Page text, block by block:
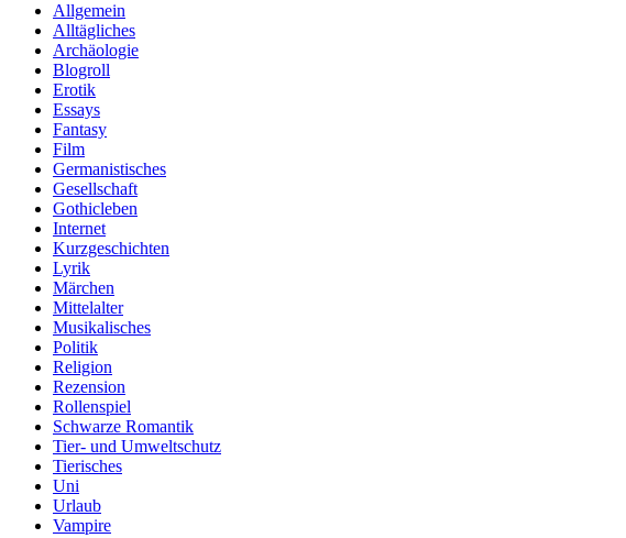
Allgemein
Alltägliches
Archäologie
Blogroll
Erotik
Essays
Fantasy
Film
Germanistisches
Gesellschaft
Gothicleben
Internet
Kurzgeschichten
Lyrik
Märchen
Mittelalter
Musikalisches
Politik
Religion
Rezension
Rollenspiel
Schwarze Romantik
Tier- und Umweltschutz
Tierisches
Uni
Urlaub
Vampire